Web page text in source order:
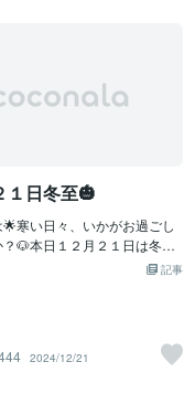
１日冬至🎃
🌟寒い日々、いかがお過ごし
🐶本日１２月２１日は冬至
🎃私自身も、ゆず湯のために
でワクワクしています✨そ
ひ、冬至を楽しんでくださ
けば今年もあっという間で…
記事
2024/12/21